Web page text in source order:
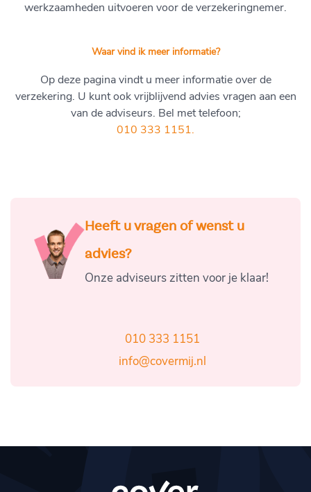
werkzaamheden uitvoeren voor de verzekeringnemer.
Waar vind ik meer informatie?
Op deze pagina vindt u meer informatie over de
verzekering. U kunt ook vrijblijvend advies vragen aan een
van de adviseurs. Bel met telefoon;
010 333 1151.
Heeft u vragen of wenst u
advies?
Onze adviseurs zitten voor je klaar!
010 333 1151
info@covermij.nl